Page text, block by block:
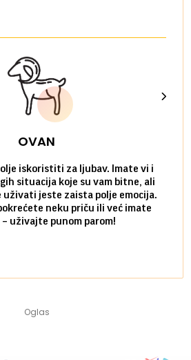
OVAN
iskoristiti za ljubav. Imate vi i
situacija koje su vam bitne, ali
uživati jeste zaista polje emocija.
neku priču ili već imate
uživajte punom parom!